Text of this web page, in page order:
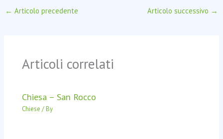
← Articolo precedente Articolo successivo →
Articoli correlati
Chiesa – San Rocco
Chiese / By